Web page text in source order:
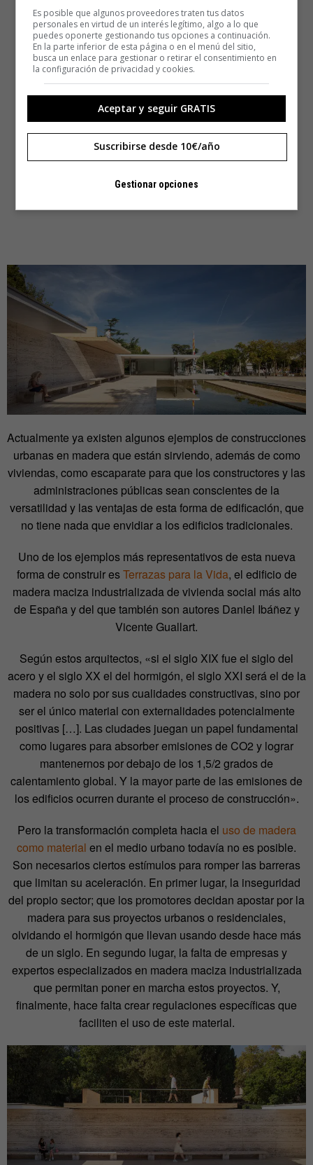
Actualmente ya existen algunos ejemplos de construcciones
urbanas en madera que están sirviendo, además de como
viviendas, como escaparate para que los constructores y las
administraciones públicas sean conscientes de la
versatilidad y las ventajas de esta forma de edificación, que
no tiene nada que envidiar a los edificios tradicionales.
Uno de los ejemplos más representativos de esta nueva
forma de construir esTerrazas para la Vida, el edificio de
madera maciza industrializada de vivienda social más alto
de España y del que también son autores Daniel Ibáñez y
Vicente Guallart.
Según estos arquitectos, «si el siglo XIX fue el siglo del
acero y el siglo XX el del hormigón, el siglo XXI será el de la
madera no solo por sus cualidades constructivas, sino por
ser el único material con externalidades potencialmente
positivas […]. Las ciudades juegan un papel fundamental
como lugares para absorber emisiones de CO2 y lograr
mantenernos por debajo de los 1,5/2 grados de
calentamiento global. Y la mayor parte de las emisiones de
los edificios ocurren durante el proceso de construcción».
Pero la transformación completa hacia el uso de madera
como material en el medio urbano todavía no es posible.
Son necesarios ciertos estímulos para romper las barreras
que limitan su aceleración. En primer lugar, la inseguridad
del propio sector; que los promotores decidan apostar por la
madera para sus proyectos urbanos o residenciales,
olvidando el hormigón que llevan usando desde hace más
de un siglo. En segundo lugar, la falta de empresas y
expertos especializados en madera maciza industrializada
que permitan poner en marcha estos proyectos. Y,
finalmente, hace falta crear regulaciones específicas que
faciliten el uso de este material.
Es posible que algunos proveedores traten tus datos
personales en virtud de un interés legítimo, algo a lo que
puedes oponerte gestionando tus opciones a continuación.
En la parte inferior de esta página o en el menú del sitio,
busca un enlace para gestionar o retirar el consentimiento en
la configuración de privacidad y cookies.
Aceptar y seguir GRATIS
Suscribirse desde 10€/año
Gestionar opciones